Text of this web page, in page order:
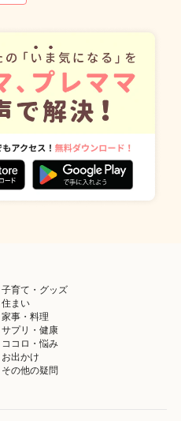
子育て・グッズ
住まい
家事・料理
サプリ・健康
ココロ・悩み
お出かけ
その他の疑問